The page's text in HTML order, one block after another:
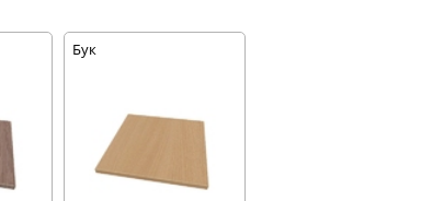
Бук